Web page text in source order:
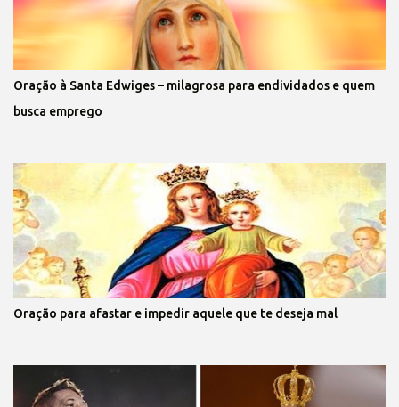
Oração à Santa Edwiges – milagrosa para endividados e quem
busca emprego
Oração para afastar e impedir aquele que te deseja mal